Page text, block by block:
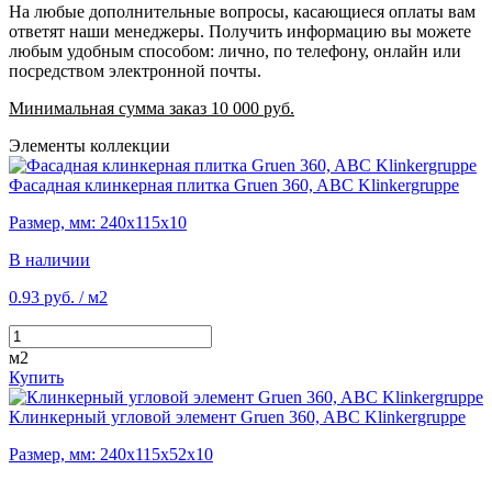
На любые дополнительные вопросы, касающиеся оплаты вам
ответят наши менеджеры. Получить информацию вы можете
любым удобным способом: лично, по телефону, онлайн или
посредством электронной почты.
Минимальная сумма заказ 10 000 руб.
Элементы коллекции
Фасадная клинкерная плитка Gruen 360, ABC Klinkergruppe
Размер, мм: 240х115х10
В наличии
0.93 руб. / м2
м2
Купить
Клинкерный угловой элемент Gruen 360, ABC Klinkergruppe
Размер, мм: 240х115х52х10